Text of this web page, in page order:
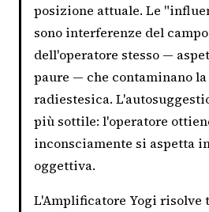
posizione attuale. Le
sono interferenze del
dell'operatore stesso —
paure — che contaminano
radiestesica.
più sottile: l'operatore
inconsciamente si aspetta
oggettiva.
L'Amplificatore Yogi risolve